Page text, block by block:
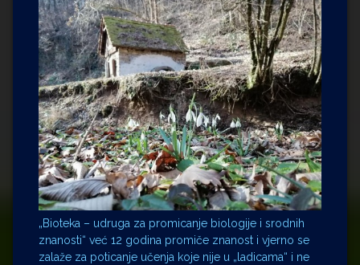
„Bioteka – udruga za promicanje biologije i srodnih
znanosti“ već 12 godina promiče znanost i vjerno se
zalaže za poticanje učenja koje nije u „ladicama“ i ne